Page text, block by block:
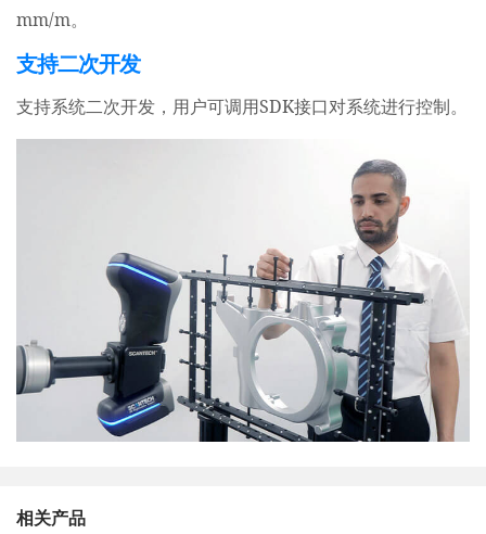
mm/m。
支持二次开发
支持系统二次开发，用户可调用SDK接口对系统进行控制。
相关产品